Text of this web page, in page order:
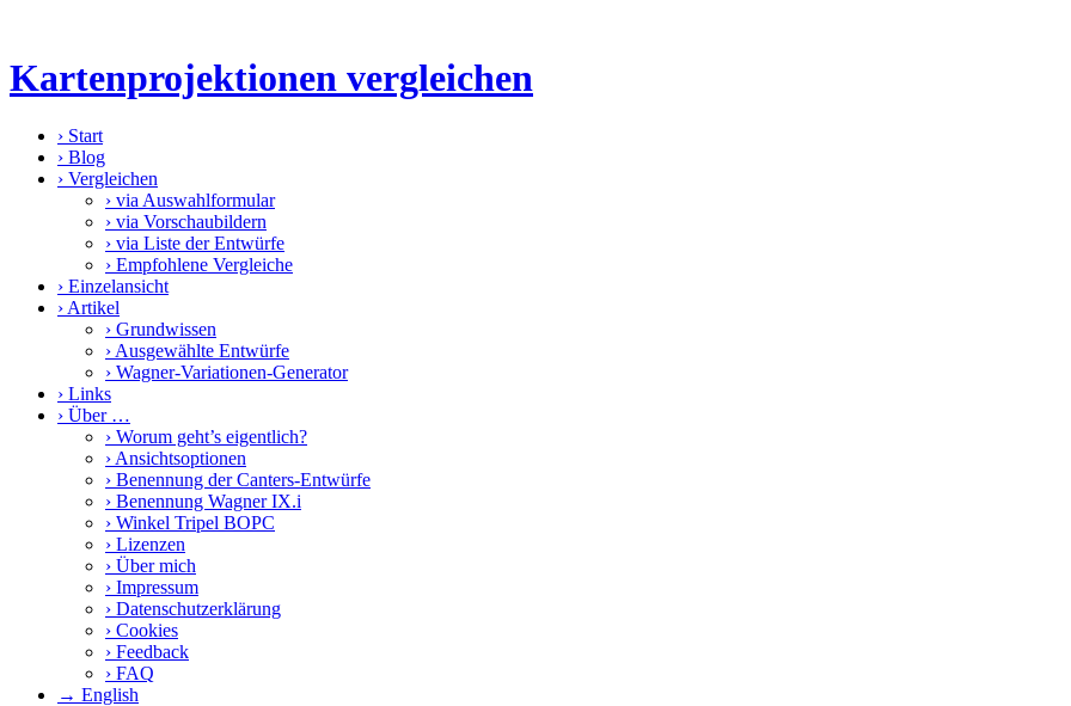
Kartenprojektionen vergleichen
› Start
› Blog
› Vergleichen
› via Auswahlformular
› via Vorschaubildern
› via Liste der Entwürfe
› Empfohlene Vergleiche
› Einzelansicht
› Artikel
› Grundwissen
› Ausgewählte Entwürfe
› Wagner-Variationen-Generator
› Links
› Über …
› Worum geht’s eigentlich?
› Ansichtsoptionen
› Benennung der Canters-Entwürfe
› Benennung Wagner IX.i
› Winkel Tripel BOPC
› Lizenzen
› Über mich
› Impressum
› Datenschutzerklärung
› Cookies
› Feedback
› FAQ
→ English